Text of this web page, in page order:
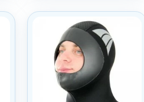
jeho obnovy. Vnější
materiál ELASTEK zajišťuje
uchování tepla a další
zvyšování tepelného
komfortu.